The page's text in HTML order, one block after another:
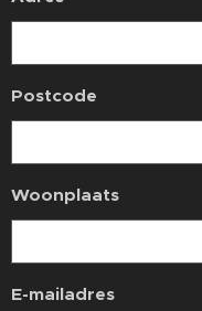
Postcode
Woonplaats
E-mailadres